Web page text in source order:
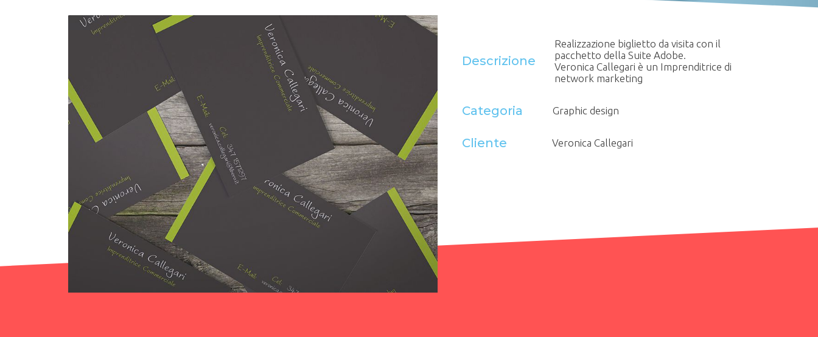
Descrizione
Realizzazione biglietto da visita con il
pacchetto della Suite Adobe.
Veronica Callegari è un Imprenditrice di
network marketing
Categoria Graphic design
Cliente Veronica Callegari